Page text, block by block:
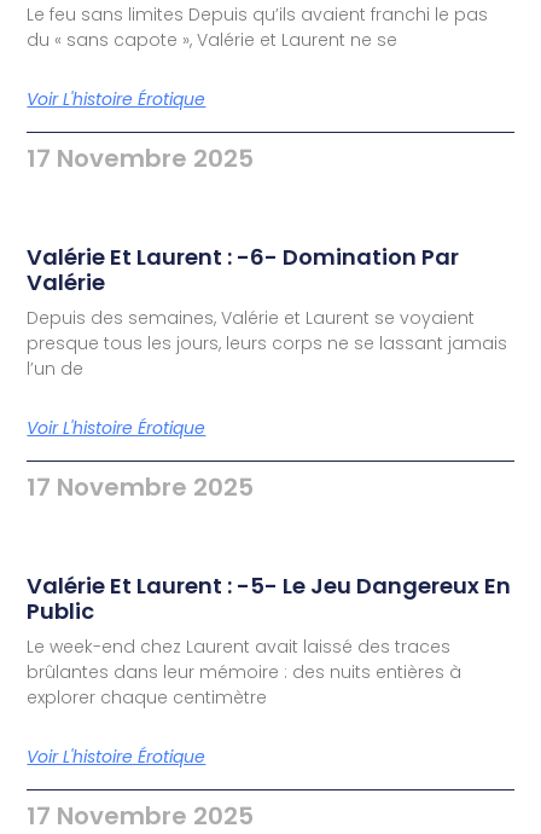
Le feu sans limites Depuis qu’ils avaient franchi le pas
du « sans capote », Valérie et Laurent ne se
Voir L'histoire Érotique
17 Novembre 2025
Valérie Et Laurent : -6- Domination Par
Valérie
Depuis des semaines, Valérie et Laurent se voyaient
presque tous les jours, leurs corps ne se lassant jamais
l’un de
Voir L'histoire Érotique
17 Novembre 2025
Valérie Et Laurent : -5- Le Jeu Dangereux En
Public
Le week-end chez Laurent avait laissé des traces
brûlantes dans leur mémoire : des nuits entières à
explorer chaque centimètre
Voir L'histoire Érotique
17 Novembre 2025